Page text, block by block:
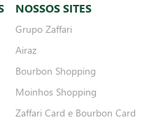
NOSSOS SITES
Grupo Zaffari
Airaz
Bourbon Shopping
Moinhos Shopping
Zaffari Card e Bourbon Card